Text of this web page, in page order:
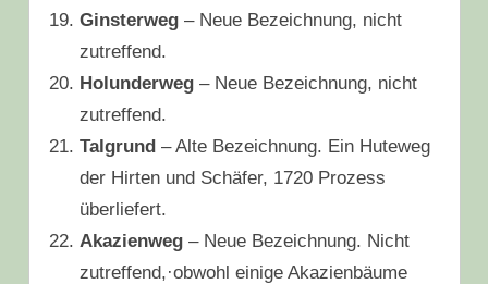
Ginsterweg– Neue Bezeichnung, nicht
zutreffend.
Holunderweg– Neue Bezeichnung, nicht
zutreffend.
Talgrund– Alte Bezeichnung. Ein Huteweg
der Hirten und Schäfer, 1720 Prozess
überliefert.
Akazienweg– Neue Bezeichnung. Nicht
zutreffend,·obwohl einige Akazienbäume